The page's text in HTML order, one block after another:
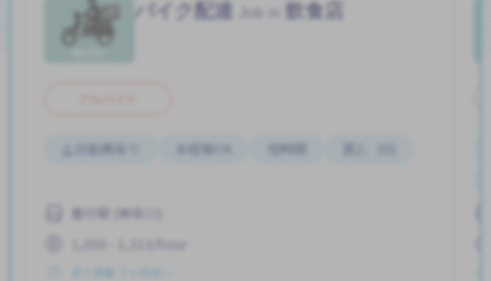
バイク配達 飲食店
土日勤務有り 未経験OK 短時間 週2，3日
善行駅 (神奈川)
1,050 - 1,313/hour
求人掲載 ３ヶ月前〜